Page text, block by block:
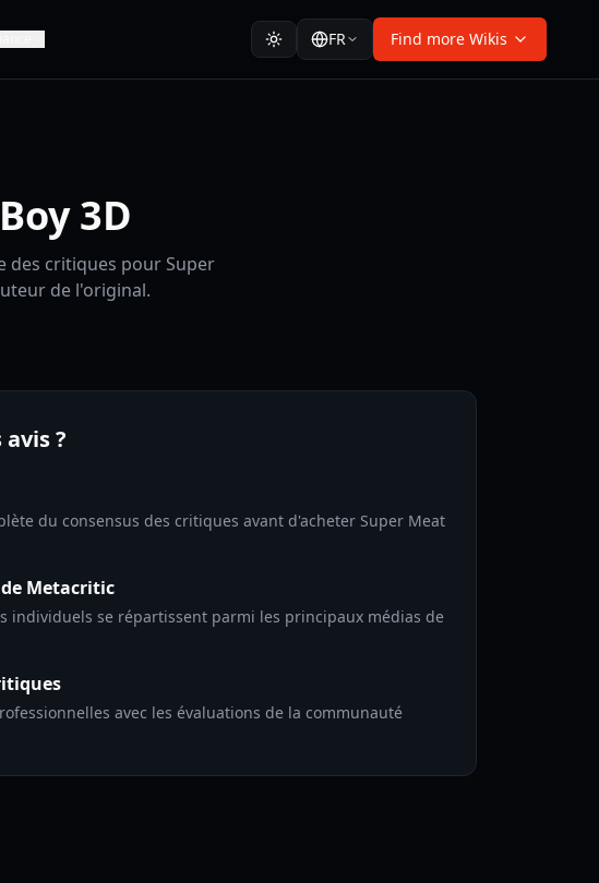
FR Find more Wikis
3D
des critiques pour Super
de l'original.
?
du consensus des critiques avant d'acheter Super Meat
Metacritic
individuels se répartissent parmi les principaux médias de
avec les évaluations de la communauté